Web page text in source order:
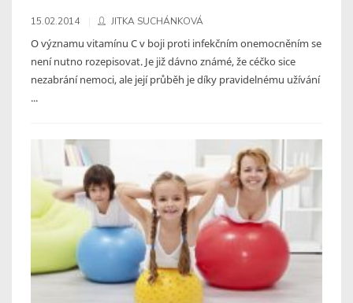
15.02.2014 JITKA SUCHÁNKOVÁ
O významu vitamínu C v boji proti infekčním onemocněním se
není nutno rozepisovat. Je již dávno známé, že céčko sice
nezabrání nemoci, ale její průběh je díky pravidelnému užívání
...